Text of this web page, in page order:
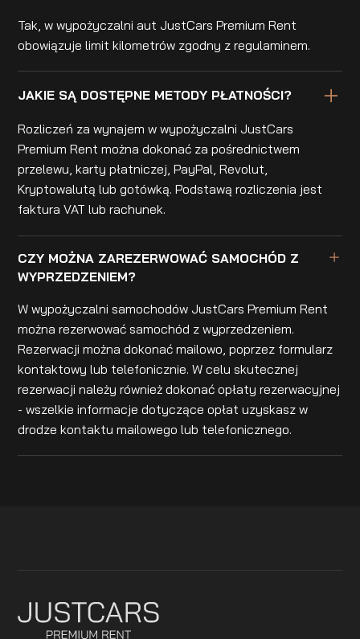
Tak, w wypożyczalni aut JustCars Premium Rent
obowiązuje limit kilometrów zgodny z regulaminem.
JAKIE SĄ DOSTĘPNE METODY PŁATNOŚCI?
Rozliczeń za wynajem w wypożyczalni JustCars
Premium Rent można dokonać za pośrednictwem
przelewu, karty płatniczej, PayPal, Revolut,
Kryptowalutą lub gotówką. Podstawą rozliczenia jest
faktura VAT lub rachunek.
CZY MOŻNA ZAREZERWOWAĆ SAMOCHÓD Z
WYPRZEDZENIEM?
W wypożyczalni samochodów JustCars Premium Rent
można rezerwować samochód z wyprzedzeniem.
Rezerwacji można dokonać mailowo, poprzez formularz
kontaktowy lub telefonicznie. W celu skutecznej
rezerwacji należy również dokonać opłaty rezerwacyjnej
- wszelkie informacje dotyczące opłat uzyskasz w
drodze kontaktu mailowego lub telefonicznego.